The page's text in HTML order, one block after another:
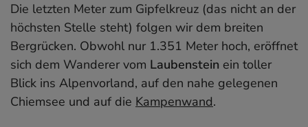
Die letzten Meter zum Gipfelkreuz (das nicht an der
höchsten Stelle steht) folgen wir dem breiten
Bergrücken. Obwohl nur 1.351 Meter hoch, eröffnet
sich dem Wanderer vom Laubenstein ein toller
Blick ins Alpenvorland, auf den nahe gelegenen
Chiemsee und auf die Kampenwand.